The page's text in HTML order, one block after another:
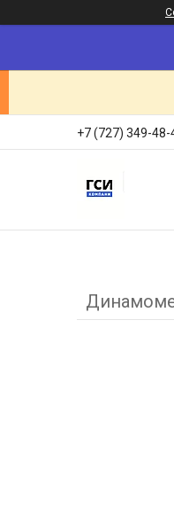
+7 (727) 349-48-